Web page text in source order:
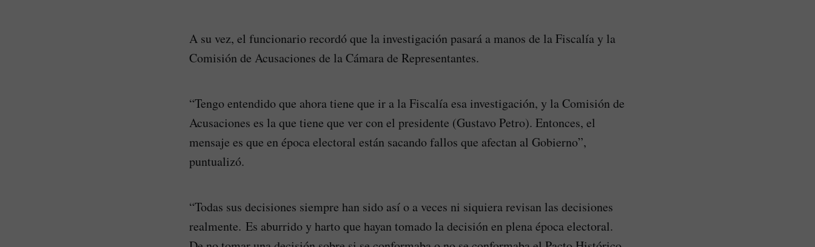
A su vez, el funcionario recordó que la investigación pasará a manos de la Fiscalía y la
Comisión de Acusaciones de la Cámara de Representantes.
“Tengo entendido que ahora tiene que ir a la Fiscalía esa investigación, y la Comisión de
Acusaciones es la que tiene que ver con el presidente (Gustavo Petro). Entonces, el
mensaje es que en época electoral están sacando fallos que afectan al Gobierno”,
puntualizó.
“Todas sus decisiones siempre han sido así o a veces ni siquiera revisan las decisiones
realmente. Es aburrido y harto que hayan tomado la decisión en plena época electoral.